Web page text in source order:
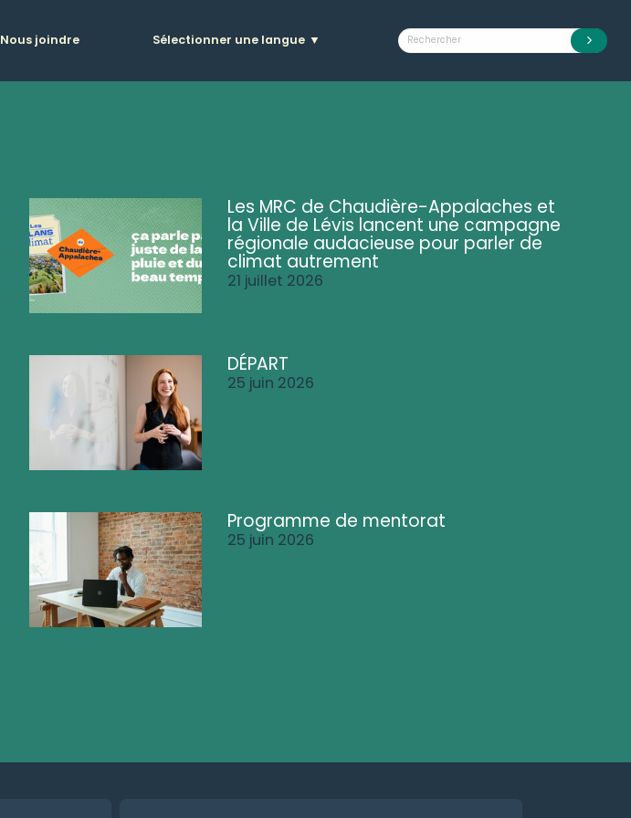
Nous joindre Sélectionner une langue ▼
Les MRC de Chaudière-Appalaches et
la Ville de Lévis lancent une campagne
régionale audacieuse pour parler de
climat autrement
21 juillet 2026
DÉPART
25 juin 2026
Programme de mentorat
25 juin 2026